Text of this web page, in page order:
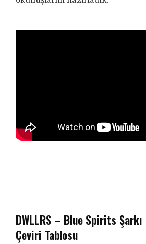
DWLLRS – Blue Spirits
Çeviri Tablosu